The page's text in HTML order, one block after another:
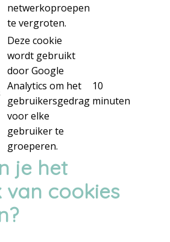
netwerkoproepen
te vergroten.
Deze cookie
wordt gebruikt
door Google
Analytics om het
gebruikersgedrag
voor elke
gebruiker te
groeperen.
10
minuten
je het
van cookies